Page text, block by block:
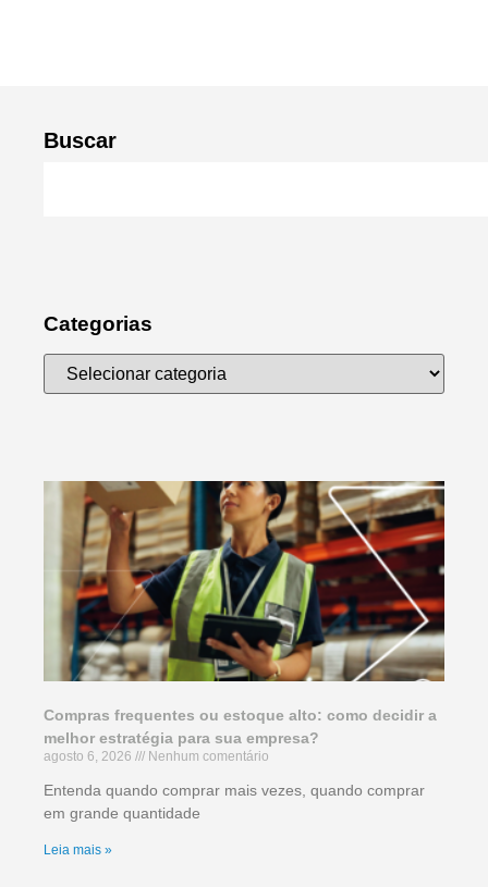
Buscar
Categorias
Compras frequentes ou estoque alto: como decidir a
melhor estratégia para sua empresa?
agosto 6, 2026 Nenhum comentário
Entenda quando comprar mais vezes, quando comprar
em grande quantidade
Leia mais »